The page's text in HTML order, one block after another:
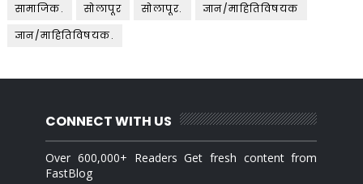
सामाजिक.
सोलापूर सोलापूर.
ज्ञान/माहितिविषयक
ज्ञान/माहितिविषयक.
CONNECT WITH US
Over 600,000+ Readers Get fresh content from
FastBlog